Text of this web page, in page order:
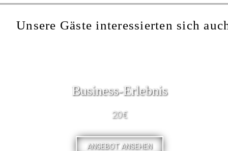
Unsere Gäste interessierten sich
Business-Erlebnis
20€
ANGEBOT ANSEHEN